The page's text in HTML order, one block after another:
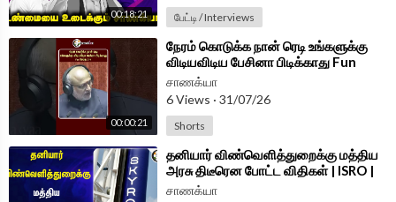
00:18:21 பேட்டி / Interviews
00:00:21
⁣நேரம் கொடுக்க நான் ரெடி உங்களுக்கு
விடியவிடிய பேசினா பிடிக்காது Fun
செய்த CPR | #shorts | #chanakyaa
சாணக்யா
6 Views · 31/07/26
Shorts
⁣தனியார் விண்வெளித்துறைக்கு மத்திய
அரசு திடீரென போட்ட விதிகள் | ISRO |
India
சாணக்யா